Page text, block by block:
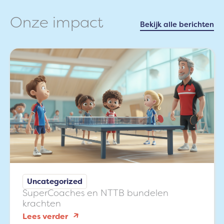
Onze impact Bekijk alle berichten
Uncategorized
SuperCoaches en NTTB bundelen
krachten
Lees verder: